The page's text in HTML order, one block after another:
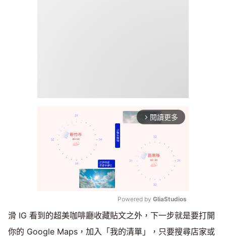
arrow_forward_ios 閱讀更多
Mute
Powered by GliaStudios
滑 IG 看到的超美咖啡廳收藏貼文之外，下一步就是要打開
你的 Google Maps，加入「我的清單」，只要搜尋店家或